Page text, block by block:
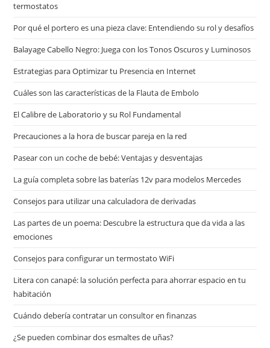
termostatos
Por qué el portero es una pieza clave: Entendiendo su rol y desafíos
Balayage Cabello Negro: Juega con los Tonos Oscuros y Luminosos
Estrategias para Optimizar tu Presencia en Internet
Cuáles son las características de la Flauta de Embolo
El Calibre de Laboratorio y su Rol Fundamental
Precauciones a la hora de buscar pareja en la red
Pasear con un coche de bebé: Ventajas y desventajas
La guía completa sobre las baterías 12v para modelos Mercedes
Consejos para utilizar una calculadora de derivadas
Las partes de un poema: Descubre la estructura que da vida a las
emociones
Consejos para configurar un termostato WiFi
Litera con canapé: la solución perfecta para ahorrar espacio en tu
habitación
Cuándo debería contratar un consultor en finanzas
¿Se pueden combinar dos esmaltes de uñas?